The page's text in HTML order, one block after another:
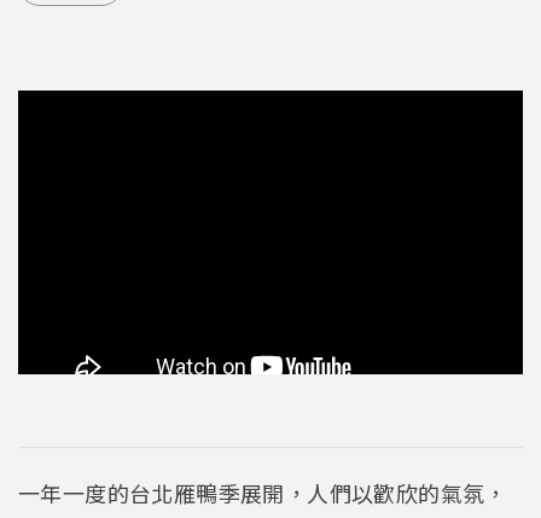
一年一度的台北雁鴨季展開，人們以歡欣的氣氛，